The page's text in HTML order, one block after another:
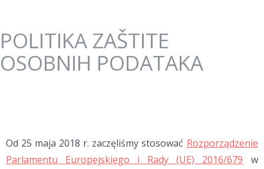
POLITIKA ZAŠTITE
OSOBNIH PODATAKA
Od 25 maja 2018 r. zaczęliśmy stosować Rozporządzenie
Parlamentu Europejskiego i Rady (UE) 2016/679 w